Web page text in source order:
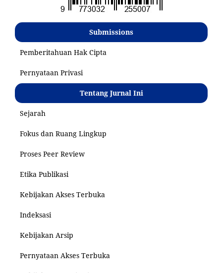
Submissions
Pemberitahuan Hak Cipta
Pernyataan Privasi
Tentang Jurnal Ini
Sejarah
Fokus dan Ruang Lingkup
Proses Peer Review
Etika Publikasi
Kebijakan Akses Terbuka
Indeksasi
Kebijakan Arsip
Pernyataan Akses Terbuka